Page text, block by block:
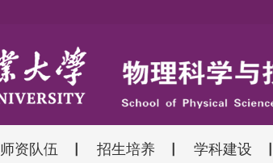
师资队伍 招生培养 学科建设